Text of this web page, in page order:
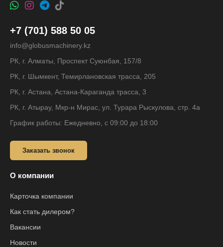
+7 (701) 588 50 05
info@globusmachinery.kz
РК, г. Алматы, Проспект Суюнбая, 157/8
РК, г. Шымкент, Темирлановская трасса, 205
РК, г. Астана, Астана-Караганда трасса, 3
РК, г. Атырау, Мкр-н Мирас, ул. Турара Рыскулова, стр. 4а
График работы: Ежедневно, с 09:00 до 18:00
Заказать звонок
О компании
Карточка компании
Как стать дилером?
Вакансии
Новости